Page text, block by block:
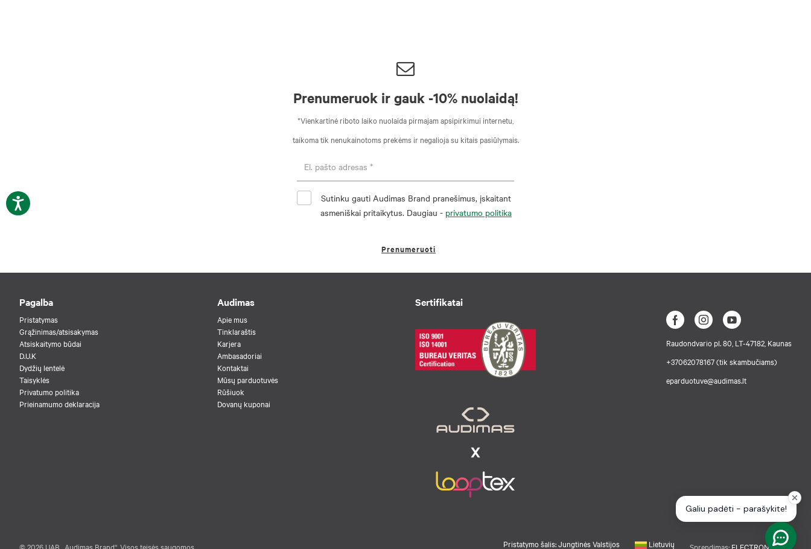
Prenumeruok ir gauk -10% nuolaidą!
*Vienkartinė riboto laiko nuolaida pirmajam apsipirkimui internetu,
taikoma tik nenukainotoms prekėms ir negalioja su kitais pasiūlymais.
Sutinku gauti Audimas Brand pranešimus, įskaitant
asmeniškai pritaikytus. Daugiau - privatumo politika
Prenumeruoti
Pagalba
Pristatymas
Grąžinimas/atsisakymas
Atsiskaitymo būdai
D.U.K
Dydžių lentelė
Taisyklės
Privatumo politika
Prieinamumo deklaracija
Audimas
Apie mus
Tinklaraštis
Karjera
Ambasadoriai
Kontaktai
Mūsų parduotuvės
Rūšiuok
Dovanų kuponai
Sertifikatai
Raudondvario pl. 80, LT-47182, Kaunas
+37062078167 (tik skambučiams)
eparduotuve@audimas.lt
© 2026 UAB „Audimas Brand“. Visos teisės saugomos. Sprendimas: ELECTRONIC LAB
Lietuvių
Pristatymo šalis: Jungtinės Valstijos